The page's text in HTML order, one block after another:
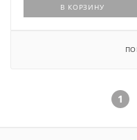
В КОРЗИНУ
1